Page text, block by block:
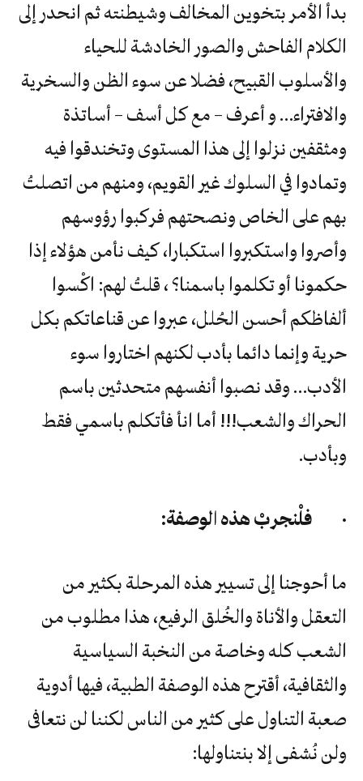
بدأ الأمر بتخوين المخالف وشيطنته ثم انحدر إلى
الكلام الفاحش والصور الخادشة للحياء
والأسلوب القبيح، فضلا عن سوء الظن والسخرية
والافتراء… و أعرف – مع كل أسف – أساتذة
ومثقفين نزلوا إلى هذا المستوى وتخندقوا فيه
وتمادوا في السلوك غير القويم، ومنهم من اتصلتُ
بهم على الخاص ونصحتهم فركبوا رؤوسهم
وأصروا واستكبروا استكبارا، كيف نأمن هؤلاء إذا
حكمونا أو تكلموا باسمنا؟ ، قلتُ لهم: اكْسوا
ألفاظكم أحسن الحُلل، عبروا عن قناعاتكم بكل
حرية وإنما دائما بأدب لكنهم اختاروا سوء
الأدب… وقد نصبوا أنفسهم متحدثين باسم
الحراك والشعب!!! أما انأ فأتكلم باسمي فقط
وبأدب.
· فلْنجربْ هذه الوصفة:
ما أحوجنا إلى تسيير هذه المرحلة بكثير من
التعقل والأناة والخُلق الرفيع، هذا مطلوب من
الشعب كله وخاصة من النخبة السياسية
والثقافية، أقترح هذه الوصفة الطبية، فيها أدوية
صعبة التناول على كثير من الناس لكننا لن نتعافى
ولن نُشفى إلا بنتناولها: